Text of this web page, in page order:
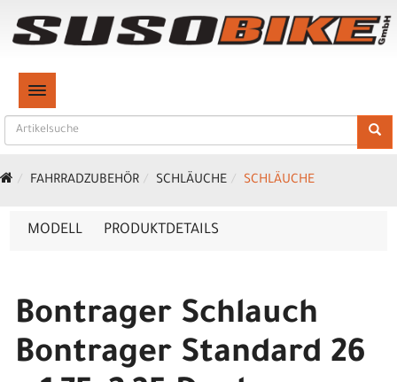
TOGGLE NAVIGATION
FAHRRADZUBEHÖR SCHLÄUCHE SCHLÄUCHE
MODELL PRODUKTDETAILS
Bontrager Schlauch
Bontrager Standard 26